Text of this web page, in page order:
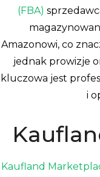
(FBA)
Amazonowi, co
jednak prowizje
kluczowa jest
i
Kaufland